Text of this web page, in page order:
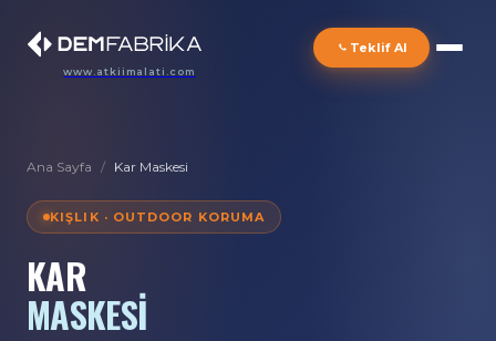
www.atkiimalati.com
Teklif Al
Ana Sayfa / Kar Maskesi
KIŞLIK · OUTDOOR KORUMA
KAR
MASKESİ